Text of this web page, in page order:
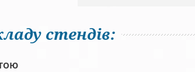
стендів: